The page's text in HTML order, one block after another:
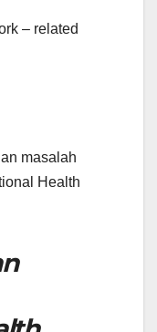
– related
masalah
Health